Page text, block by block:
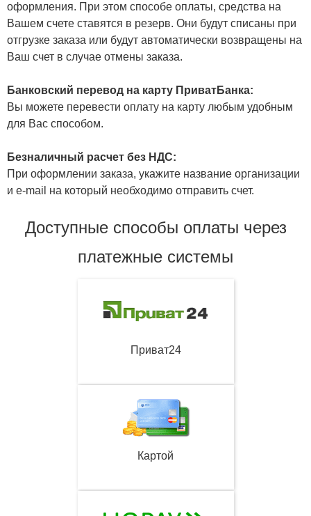
оформления. При этом способе оплаты, средства на
Вашем счете ставятся в резерв. Они будут списаны при
отгрузке заказа или будут автоматически возвращены на
Ваш счет в случае отмены заказа.
Банковский перевод на карту ПриватБанка:
Вы можете перевести оплату на карту любым удобным
для Вас способом.
Безналичный расчет без НДС:
При оформлении заказа, укажите название организации
и e-mail на который необходимо отправить счет.
Доступные способы оплаты через
платежные системы
Приват24
Картой